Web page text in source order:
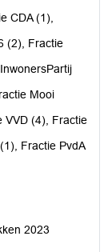
CDA (1),
(2), Fractie
Mooi
VVD (4), Fractie
Fractie PvdA
2023